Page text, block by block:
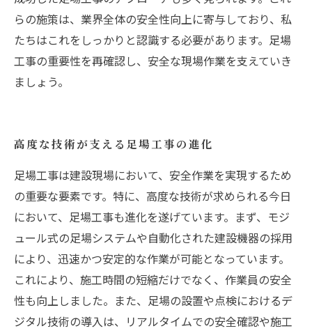
らの施策は、業界全体の安全性向上に寄与しており、私
たちはこれをしっかりと認識する必要があります。足場
工事の重要性を再確認し、安全な現場作業を支えていき
ましょう。
高度な技術が支える足場工事の進化
足場工事は建設現場において、安全作業を実現するため
の重要な要素です。特に、高度な技術が求められる今日
において、足場工事も進化を遂げています。まず、モジ
ュール式の足場システムや自動化された建設機器の採用
により、迅速かつ安定的な作業が可能となっています。
これにより、施工時間の短縮だけでなく、作業員の安全
性も向上しました。また、足場の設置や点検におけるデ
ジタル技術の導入は、リアルタイムでの安全確認や施工